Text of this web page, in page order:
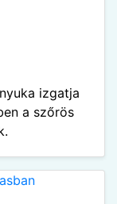
izgatja
a szőrös